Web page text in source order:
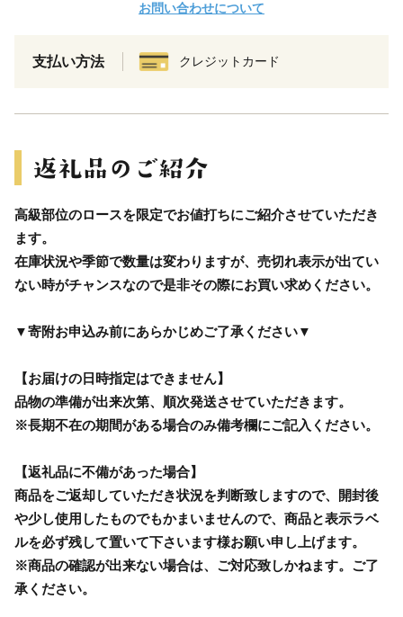
お問い合わせについて
支払い方法 クレジットカード
高級部位のロースを限定でお値打ちにご紹介させていただき
ます。
在庫状況や季節で数量は変わりますが、売切れ表示が出てい
ない時がチャンスなので是非その際にお買い求めください。
▼寄附お申込み前にあらかじめご了承ください▼
【お届けの日時指定はできません】
品物の準備が出来次第、順次発送させていただきます。
※長期不在の期間がある場合のみ備考欄にご記入ください。
【返礼品に不備があった場合】
商品をご返却していただき状況を判断致しますので、開封後
や少し使用したものでもかまいませんので、商品と表示ラベ
ルを必ず残して置いて下さいます様お願い申し上げます。
※商品の確認が出来ない場合は、ご対応致しかねます。ご了
承ください。